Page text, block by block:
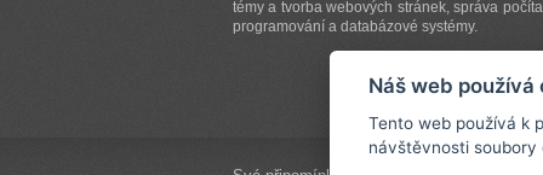
té­my a tvo­rba we­bo­vých strá­nek, sprá­va
pro­gra­mo­vá­ní a da­ta­bá­zo­vé sys­té­my.
Náš web používá
Tento web používá k
návštěvnosti soubory